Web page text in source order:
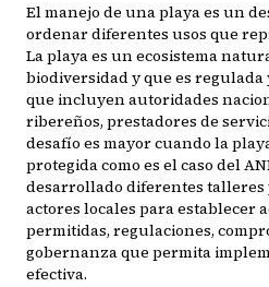
El manejo de una playa es un
ordenar diferentes usos que
La playa es un ecosistema
biodiversidad y que es
que incluyen autoridades
ribereños, prestadores de
desafío es mayor cuando la
protegida como es el caso del
desarrollado diferentes talleres
actores locales para establecer
permitidas, regulaciones,
gobernanza que permita
efectiva.